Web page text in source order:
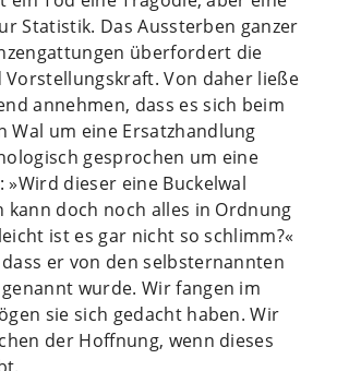
Statistik. Das Aussterben ganzer
überfordert die
Vorstellungskraft. Von daher ließe
annehmen, dass es sich beim
Wal um eine Ersatzhandlung
gesprochen um eine
»Wird dieser eine Buckelwal
kann doch noch alles in Ordnung
ist es gar nicht so schlimm?«
er von den selbsternannten
wurde. Wir fangen im
sie sich gedacht haben. Wir
der Hoffnung, wenn dieses